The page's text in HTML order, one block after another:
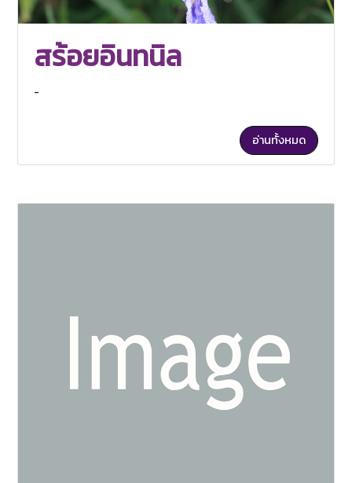
สร้อยอินทนิล
-
อ่านทั้งหมด